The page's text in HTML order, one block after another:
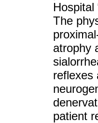
Hospital
The
atrophy
reflexes
patient